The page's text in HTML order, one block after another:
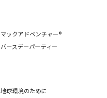
マックアドベンチャー®
バースデーパーティー
地球環境のために